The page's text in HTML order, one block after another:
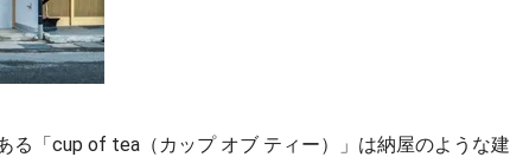
る「cup of tea（カップ オブ ティー）」は納屋のような建